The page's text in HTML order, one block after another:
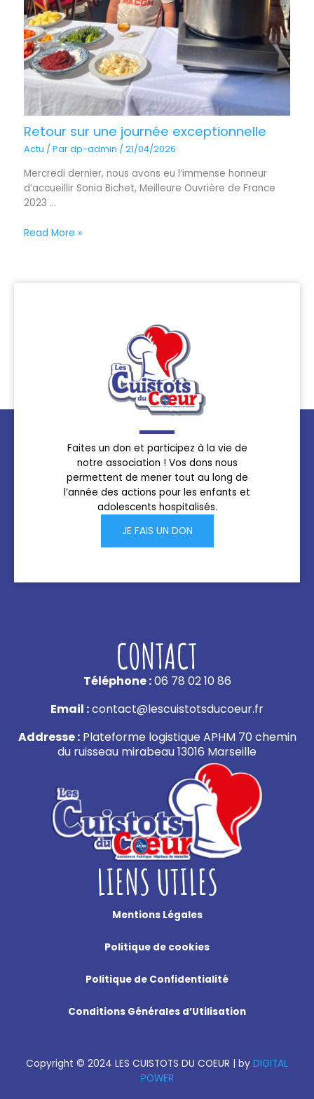
Retour sur une journée exceptionnelle
Actu / Pardp-admin /21/04/2026
Mercredi dernier, nous avons eu l’immense honneur
d’accueillir Sonia Bichet, Meilleure Ouvrière de France
2023 ...
Read More »
Faites un don et participez à la vie de
notre association ! Vos dons nous
permettent de mener tout au long de
l’année des actions pour les enfants et
adolescents hospitalisés.
JE FAIS UN DON
CONTACT
Téléphone :06 78 02 10 86
Email :contact@lescuistotsducoeur.fr
Addresse :Plateforme logistique APHM 70 chemin
du ruisseau mirabeau 13016 Marseille
LIENS UTILES
Mentions Légales
Politique de cookies
Politique de Confidentialité
Conditions Générales d’Utilisation
Copyright © 2024 LES CUISTOTS DU COEUR | by DIGITAL
POWER